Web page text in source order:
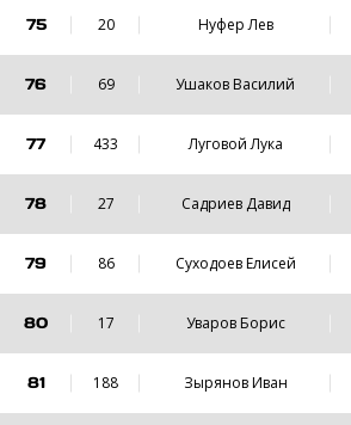
75 20 Нуфер Лев
76 69 Ушаков Василий
77 433 Луговой Лука
78 27 Садриев Давид
79 86 Суходоев Елисей
80 17 Уваров Борис
81 188 Зырянов Иван